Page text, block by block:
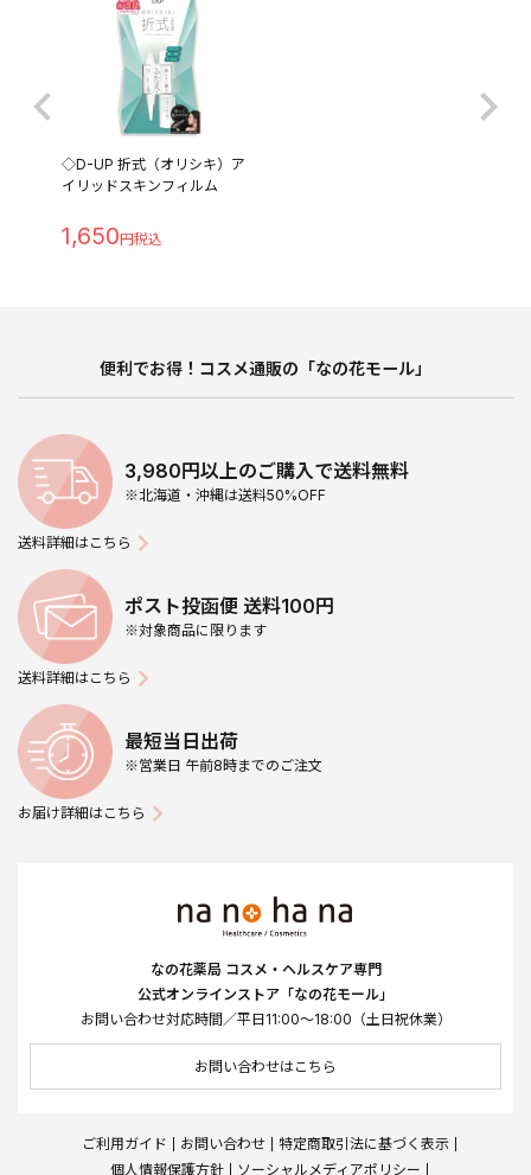
◇D-UP 折式（オリシキ）ア
イリッドスキンフィルム
1,650
便利でお得！コスメ通販の「なの花モール」
3,980円以上のご購入で送料無料
※北海道・沖縄は送料50%OFF
送料詳細はこちら
ポスト投函便 送料100円
※対象商品に限ります
送料詳細はこちら
最短当日出荷
※営業日 午前8時までのご注文
お届け詳細はこちら
なの花薬局 コスメ・ヘルスケア専門
公式オンラインストア「なの花モール」
お問い合わせ対応時間／平日11:00～18:00（土日祝休業）
お問い合わせはこちら
ご利用ガイド お問い合わせ
特定商取引法に基づく表示
個人情報保護方針
ソーシャルメディアポリシー